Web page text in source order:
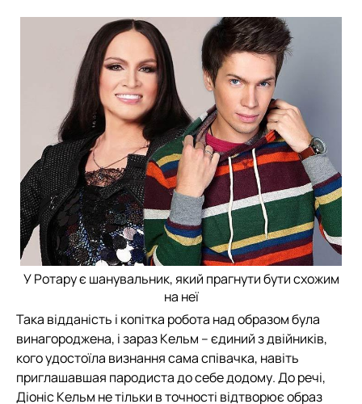
У Ротару є шанувальник, який прагнути бути схожим
на неї
Така відданість і копітка робота над образом була
винагороджена, і зараз Кельм – єдиний з двійників,
кого удостоїла визнання сама співачка, навіть
приглашавшая пародиста до себе додому. До речі,
Діоніс Кельм не тільки в точності відтворює образ